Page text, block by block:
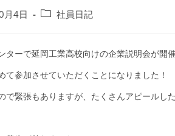
月4日 社員日記
ターで延岡工業高校向けの企業説明会が開催
て参加させていただくことになりました！
で緊張もありますが、たくさんアピールし